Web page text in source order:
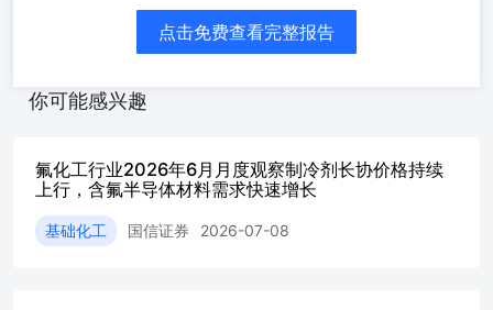
末上涨1.76%；申万化工指数报4544.02，较4月末下跌8.93%
月末下跌3.52%。5月氟化工行业指数跑赢申万化工指数
+0.71%，5月无水氢氟酸在萤石价格回落背景下下调，四氯
R32、R125、R134a、R410a报价上涨。据氟务在线、卓创资
价上涨至2.1-2.2万元/吨。R32报价6.27-6.4万元/吨。R125报
R410a/R404/R507维持5.95/5.25/5.25万元。R134a报价维持
点击免费查看完整报告
你可能感兴趣
氟化工行业2026年6月月度观察制冷剂长协价格持续
上行，含氟半导体材料需求快速增长
基础化工 国信证券 2026-07-08